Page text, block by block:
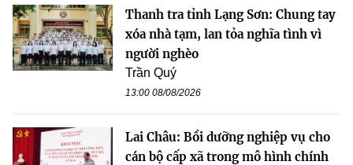
Thanh tra tỉnh Lạng Sơn: Chung tay
xóa nhà tạm, lan tỏa nghĩa tình vì
người nghèo
Trần Quý
13:00 08/08/2026
Lai Châu: Bồi dưỡng nghiệp vụ cho
cán bộ cấp xã trong mô hình chính